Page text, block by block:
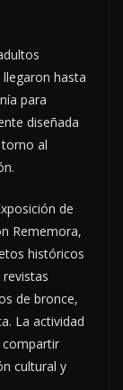
hasta
para
diseñada
al
de
Rememora,
históricos
de bronce,
La actividad
compartir
cultural y